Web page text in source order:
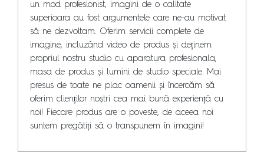
un mod profesionist, imagini de o calitate
superioara au fost argumentele care ne-au motivat
să ne dezvoltam. Oferim servicii complete de
imagine, incluzând video de produs și deținem
propriul nostru studio cu aparatura profesionala,
masa de produs și lumini de studio speciale. Mai
presus de toate ne plac oamenii și încercăm să
oferim clienților noștri cea mai bună experiență cu
noi! Fiecare produs are o poveste, de aceea noi
suntem pregătiți să o transpunem în imagini!